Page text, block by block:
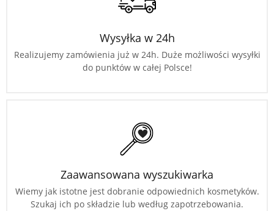
Wysyłka w 24h
Realizujemy zamówienia już w 24h. Duże możliwości wysyłki
do punktów w całej Polsce!
Zaawansowana wyszukiwarka
Wiemy jak istotne jest dobranie odpowiednich kosmetyków.
Szukaj ich po składzie lub według zapotrzebowania.